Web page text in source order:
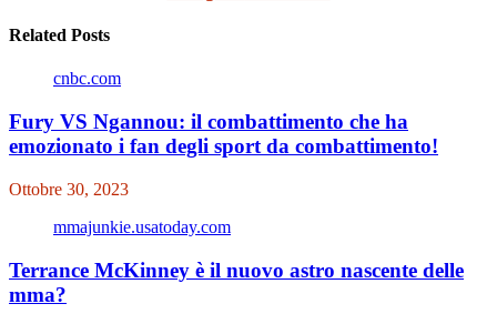
Related Posts
cnbc.com
Fury VS Ngannou: il combattimento che ha
emozionato i fan degli sport da combattimento!
Ottobre 30, 2023
mmajunkie.usatoday.com
Terrance McKinney è il nuovo astro nascente delle
mma?